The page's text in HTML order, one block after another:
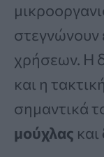
χρήσεων. Η
και η
σημαντικά
μούχλας και